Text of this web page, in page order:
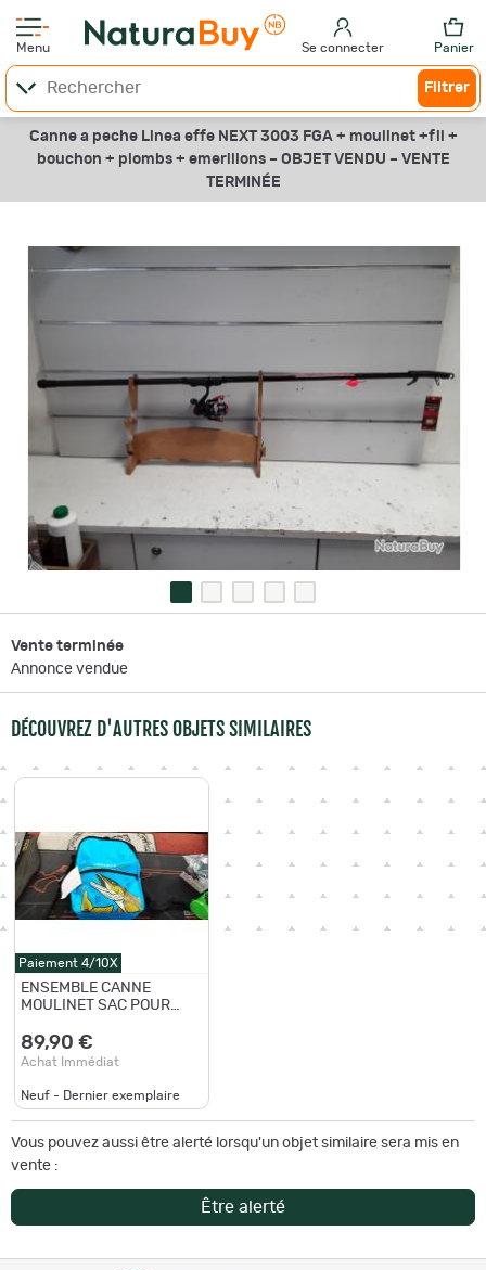
Menu Se connecter Panier
Filtrer
Canne a peche Linea effe NEXT 3003 FGA + moulinet +fil +
bouchon + plombs + emerillons – OBJET VENDU – VENTE
TERMINÉE
Vente terminée
Annonce vendue
DÉCOUVREZ D'AUTRES OBJETS SIMILAIRES
Paiement 4/10X
ENSEMBLE CANNE
MOULINET SAC POUR
accessoires - NEUF
89,90 €
Achat Immédiat
Neuf - Dernier exemplaire
Vous pouvez aussi être alerté lorsqu'un objet similaire sera mis en
vente :
Être alerté